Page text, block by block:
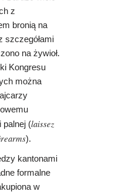
z
bronią na
szczegółami
na żywioł.
Kongresu
można
palnej (laissez
).
kantonami
formalne
w